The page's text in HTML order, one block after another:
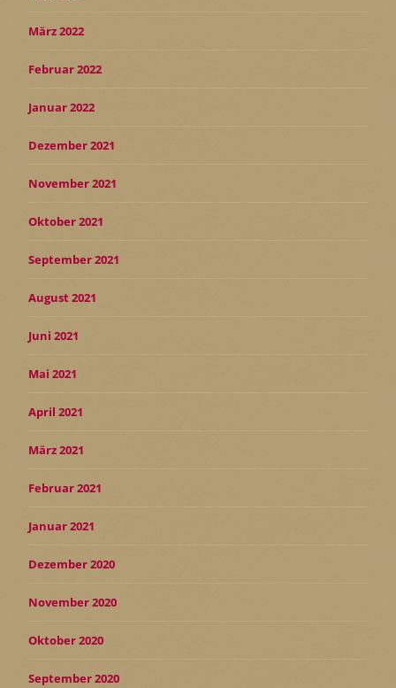
März 2022
Februar 2022
Januar 2022
Dezember 2021
November 2021
Oktober 2021
September 2021
August 2021
Juni 2021
Mai 2021
April 2021
März 2021
Februar 2021
Januar 2021
Dezember 2020
November 2020
Oktober 2020
September 2020